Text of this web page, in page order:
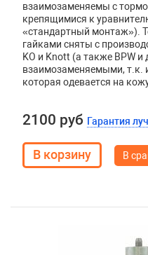
взаимозаменяемы с
крепящимися к
«стандартный монтаж»).
гайками сняты с
KO и Knott (а также BPW и
взаимозаменяемыми, т.к.
которая одевается на
2100 руб Гарантия
В